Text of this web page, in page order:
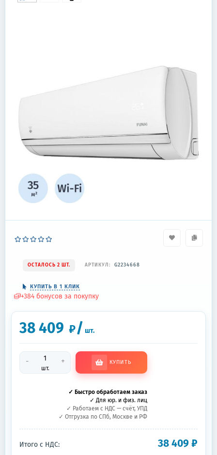
ОСТАЛОСЬ 2 ШТ. АРТИКУЛ: G2234668
КУПИТЬ В 1 КЛИК
+384 бонусов за покупку
38 409 ₽/ шт.
-
шт.
+ КУПИТЬ
✓ Быстро обработаем заказ
✓ Для юр. и физ. лиц
✓ Работаем с НДС — счёт, УПД
✓ Отгрузка по СПб, Москве и РФ
Итого с НДС: 38 409 ₽